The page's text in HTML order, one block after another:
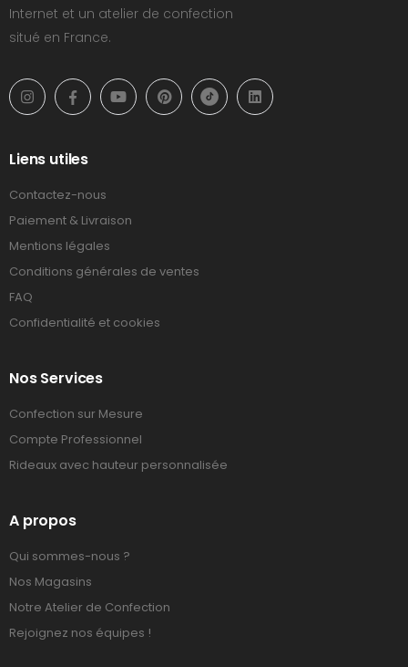
Internet et un atelier de confection
situé en France.
Liens utiles
Contactez-nous
Paiement & Livraison
Mentions légales
Conditions générales de ventes
FAQ
Confidentialité et cookies
Nos Services
Confection sur Mesure
Compte Professionnel
Rideaux avec hauteur personnalisée
A propos
Qui sommes-nous ?
Nos Magasins
Notre Atelier de Confection
Rejoignez nos équipes !